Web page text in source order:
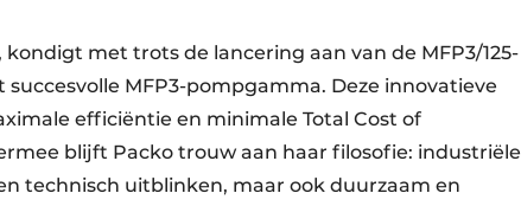
met trots de lancering aan van de MFP3/125-
MFP3-pompgamma. Deze innovatieve
efficiëntie en minimale Total Cost of
blijft Packo trouw aan haar filosofie: industriële
technisch uitblinken, maar ook duurzaam en